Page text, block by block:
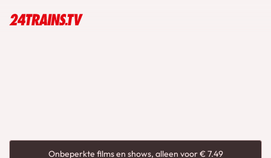
Onbeperkte films en shows, alleen voor € 7.49